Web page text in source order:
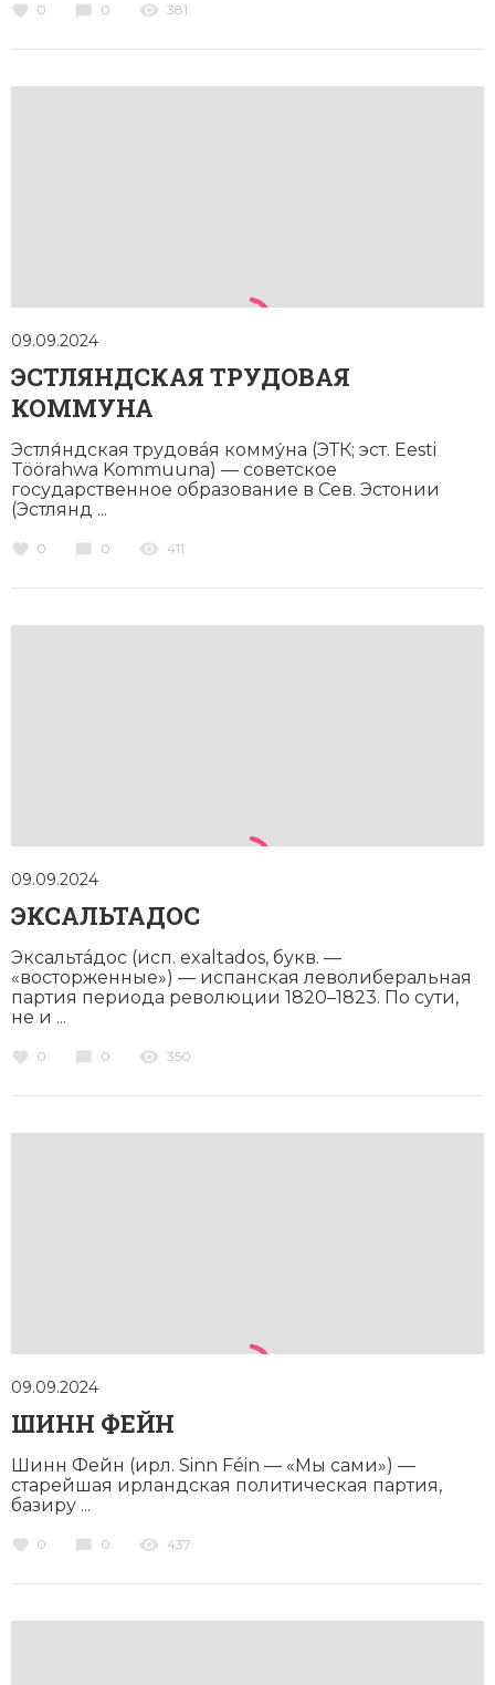
Революции и народные движения
СССР
0 0 381
09.09.2024
ЭСТЛЯНДСКАЯ ТРУДОВАЯ
КОММУНА
Эстля́ндская трудовáя комму́на (ЭТК; эст. Eesti
Töörahwa Kommuuna) — советское
государственное образование в Сев. Эстонии
(Эстлянд ...
0 0 411
09.09.2024
ЭКСАЛЬТАДОС
Эксальтáдос (исп. exaltados, букв. —
«восторженные») — испанская леволиберальная
партия периода революции 1820–1823. По сути,
не и ...
0 0 350
09.09.2024
ШИНН ФЕЙН
Шинн Фейн (ирл. Sinn Féin — «Мы сами») —
старейшая ирландская политическая партия,
базиру ...
0 0 437